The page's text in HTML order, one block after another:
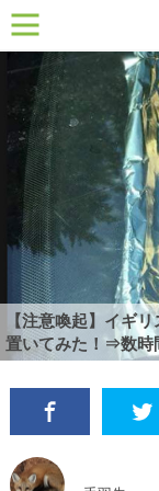
【注意喚起】イギ
置いてみた！⇒数時